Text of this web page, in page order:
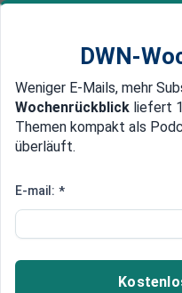
Newsticker MEIN
Edelmetalle
Verdächtige Substanz
Trump-
verdächtigem
Krankenhaus
DWN-
Weniger E-Mails, mehr
Wochenrückblick liefert
Themen kompakt als
überläuft.
E-mail: *